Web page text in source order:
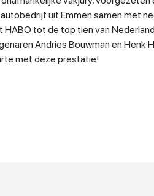
uit Emmen samen met
HABO tot de top tien van
Andries Bouwman en Henk
met deze prestatie!